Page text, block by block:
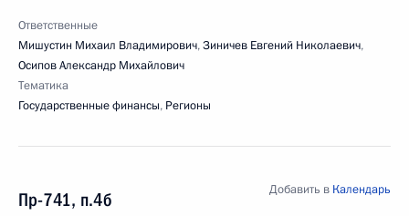
Ответственные
Мишустин Михаил Владимирович,Зиничев Евгений Николаевич,
Осипов Александр Михайлович
Тематика
Государственные финансы, Регионы
Пр-741, п.4б
Добавить в Календарь